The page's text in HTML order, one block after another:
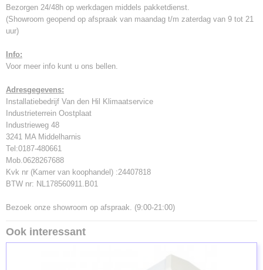
Bezorgen 24/48h op werkdagen middels pakketdienst.
(Showroom geopend op afspraak van maandag t/m zaterdag van 9 tot 21
uur)
Info:
Voor meer info kunt u ons bellen.
Adresgegevens:
Installatiebedrijf Van den Hil Klimaatservice
Industrieterrein Oostplaat
Industrieweg 48
3241 MA Middelharnis
Tel:0187-480661
Mob.0628267688
Kvk nr (Kamer van koophandel) :24407818
BTW nr: NL178560911.B01
Bezoek onze showroom op afspraak. (9:00-21:00)
Ook interessant